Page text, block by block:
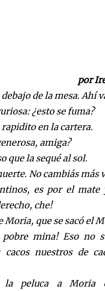
por
de la mesa. Ahí
¿esto se fuma?
en la cartera.
amiga?
que la sequé al sol.
No cambiásmás
es por el mate
che!
Moria, que se sacóel
mina! Eso no
cacos nuestros de
peluca a Moria